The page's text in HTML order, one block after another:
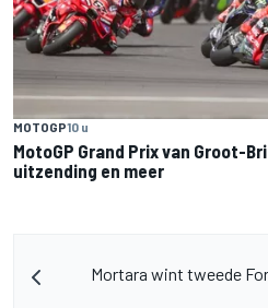
MOTOGP10 u
MotoGP Grand Prix van Groot-
uitzending en meer
Mortara wint tweede